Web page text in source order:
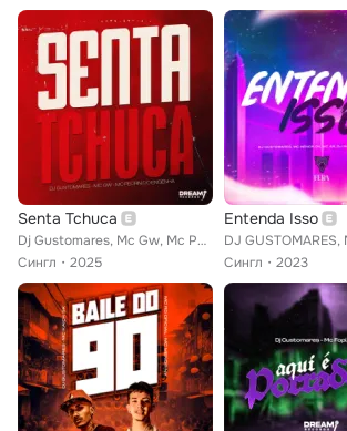
Senta Tchuca
Dj Gustomares, Mc Gw, Mc Pedrin do Engenha
Сингл
2025
Entenda Isso
Сингл
2023